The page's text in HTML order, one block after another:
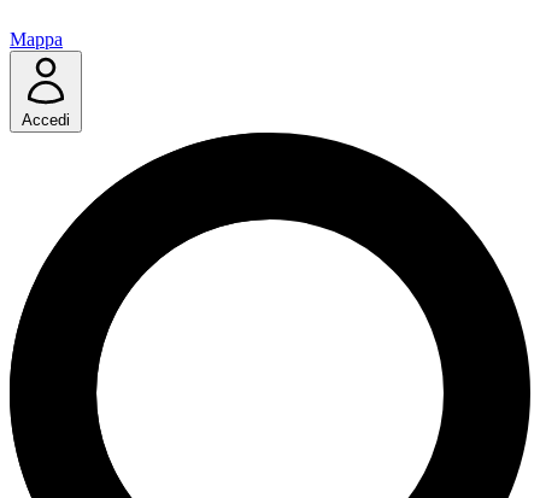
Mappa
Accedi